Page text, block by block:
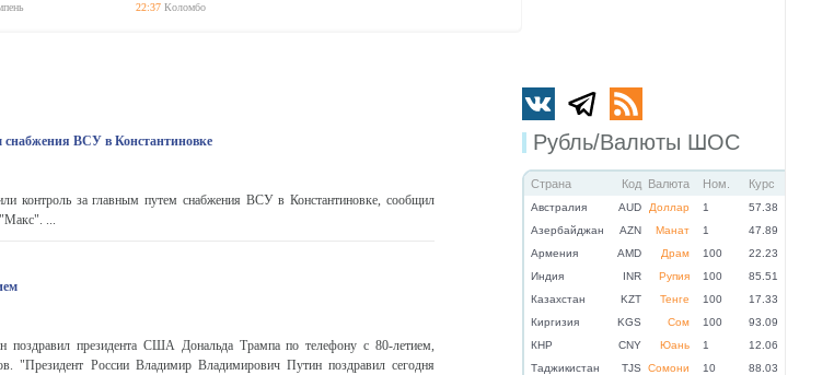
22:37 Коломбо
Рубль/Валюты ШОС
Страна Код Валюта Ном. Курс
Австралия AUD Доллар 1
57.38
Азербайджан
AZN Манат 1
47.89
Армения
AMD Драм 100
22.23
Индия
INR Рупия 100
85.51
Казахстан
KZT Тенге 100
17.33
Киргизия
KGS Сом 100
93.09
КНР
CNY Юань 1
12.06
Таджикистан
TJS Сомони 10
88.03
снабжения ВСУ в Константиновке
контроль за главным путем снабжения ВСУ в Константиновке, сообщил
...
президента США Дональда Трампа по телефону с 80-летием,
России Владимир Владимирович Путин поздравил сегодня